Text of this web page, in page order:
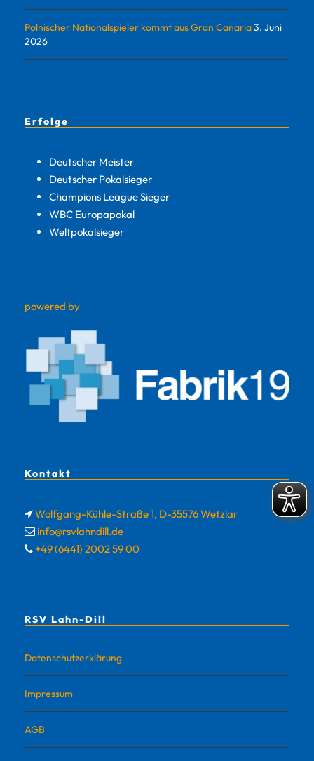
Polnischer Nationalspieler kommt aus Gran Canaria3. Juni
2026
Erfolge
Deutscher Meister
Deutscher Pokalsieger
Champions League Sieger
WBC Europapokal
Weltpokalsieger
powered by
Kontakt
Wolfgang-Kühle-Straße 1, D-35576 Wetzlar
info@rsvlahndill.de
+49 (6441) 2002 59 00
RSV Lahn-Dill
Datenschutzerklärung
Impressum
AGB